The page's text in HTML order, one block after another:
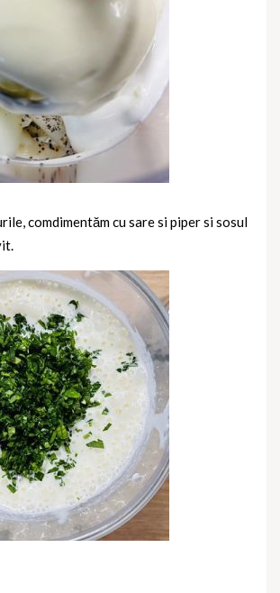
comdimentăm cu sare si piper si sosul